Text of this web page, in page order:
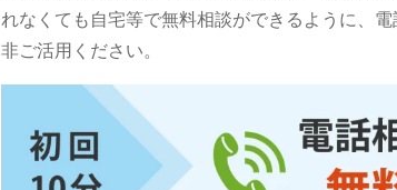
れなくても自宅等で無料相談ができるように、
非ご活用ください。